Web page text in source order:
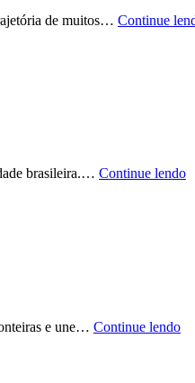
de muitos… Continue
brasileira.… Continue lendo
e une… Continue lendo